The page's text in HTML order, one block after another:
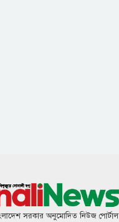
সরকার অনুমোদিত নিউজ পোর্টাল